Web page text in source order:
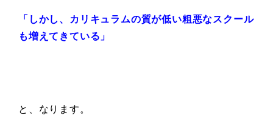
「しかし、カリキュラムの質が低い粗悪なスクール
も増えてきている」
と、なります。